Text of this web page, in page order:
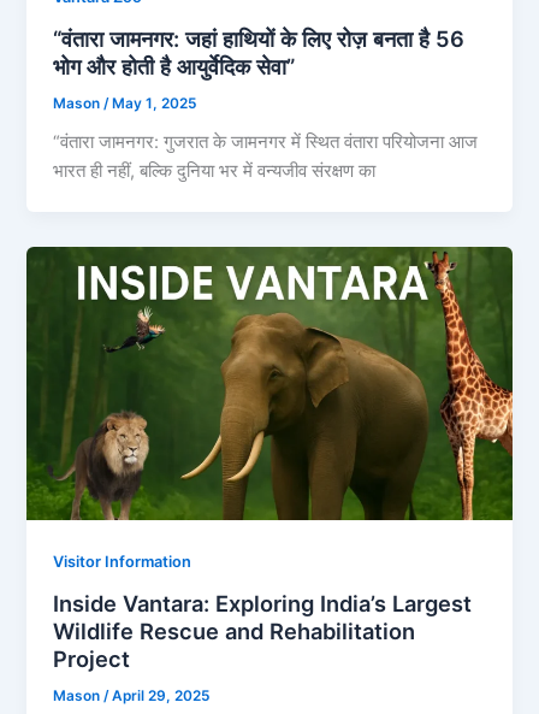
“वंतारा जामनगर: जहां हाथियों के लिए रोज़ बनता है 56
भोग और होती है आयुर्वेदिक सेवा”
Mason /May 1, 2025
“वंतारा जामनगर: गुजरात के जामनगर में स्थित वंतारा परियोजना आज
भारत ही नहीं, बल्कि दुनिया भर में वन्यजीव संरक्षण का
Visitor Information
Inside Vantara: Exploring India’s Largest
Wildlife Rescue and Rehabilitation
Project
Mason /April 29, 2025